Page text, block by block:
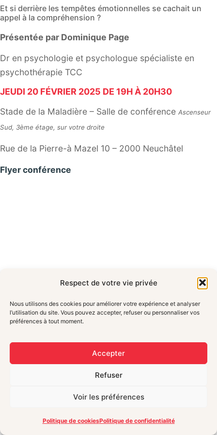
Respect de votre vie privée
Nous utilisons des cookies pour améliorer votre expérience et analyser
l’utilisation du site. Vous pouvez accepter, refuser ou personnaliser vos
préférences à tout moment.
Accepter
Refuser
Voir les préférences
Politique de cookiesPolitique de confidentialité
Et si derrière les tempêtes émotionnelles se cachait un
appel à la compréhension ?
Présentée par Dominique Page
Dr en psychologie et psychologue spécialiste en
psychothérapie TCC
JEUDI 20 FÉVRIER 2025 DE 19H À 20H30
Stade de la Maladière – Salle de conférence Ascenseur
Sud, 3ème étage, sur votre droite
Rue de la Pierre-à Mazel 10 – 2000 Neuchâtel
Flyer conférence